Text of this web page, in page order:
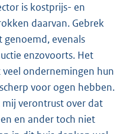
is kostprijs- en
daarvan. Gebrek
evenals
enzovoorts. Het
ondernemingen hun
voor ogen hebben.
mij verontrust over dat
en ander toch niet